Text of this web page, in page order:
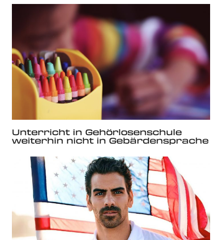
Unterricht in Gehörlosenschule
weiterhin nicht in Gebärdensprache